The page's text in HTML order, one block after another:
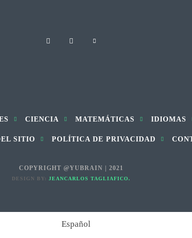
CIENCIA MATEMÁTICAS IDIOMAS
SITIO POLÍTICA DE PRIVACIDAD
COPYRIGHT @YUBRAIN | 2021
DESIGN BY: JEANCARLOS TAGLIAFICO.
Español